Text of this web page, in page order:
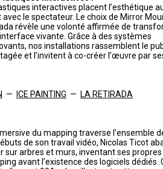
interactives placent l’esthétique
avec le spectateur. Le choix de Mirror
révèle une volonté affirmée de
vivante. Grâce à des systèmes
nos installations rassemblent le
et l’invitent à co-créer l’œuvre par
— ICE PAINTING — LA RETIRADA
du mapping traverse l’ensemble
de son travail vidéo, Nicolas Ticot
sur arbres et murs, inventant ses propres
avant l’existence des logiciels dédiés.